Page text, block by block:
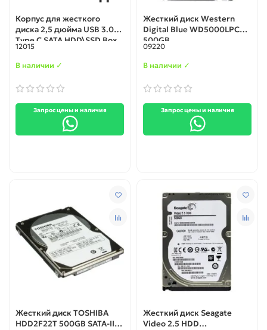
Корпус для жесткого
диска 2,5 дюйма USB 3.0
Type C SATA HDD\SSD Box
12015
В наличии ✓
Запрос цены и наличия
Жесткий диск Western
Digital Blue WD5000LPCX
500GB
09220
В наличии ✓
Запрос цены и наличия
Жесткий диск TOSHIBA
HDD2F22T 500GB SATA-II
Жесткий диск Seagate
Video 2.5 HDD